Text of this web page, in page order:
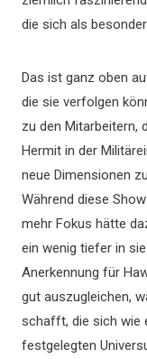
die sich als
Das ist ganz oben
die sie verfolgen
zu den Mitarbeitern,
Hermit in der
neue Dimensionen
Während diese
mehr Fokus hätte
ein wenig tiefer in
Anerkennung für
gut auszugleichen,
schafft, die sich wie
festgelegten